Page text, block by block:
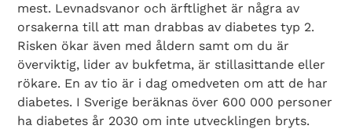
mest. Levnadsvanor och ärftlighet är några av
orsakerna till att man drabbas av diabetes typ 2.
Risken ökar även med åldern samt om du är
överviktig, lider av bukfetma, är stillasittande eller
rökare. En av tio är i dag omedveten om att de har
diabetes. I Sverige beräknas över 600 000 personer
ha diabetes år 2030 om inte utvecklingen bryts.